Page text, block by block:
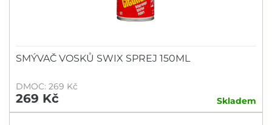
SMÝVAČ VOSKŮ SWIX SPREJ 150ML
DMOC: 269 Kč
269 Kč Skladem